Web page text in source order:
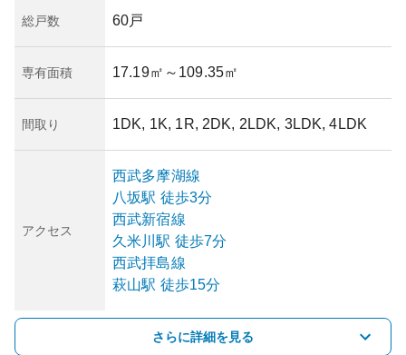
総戸数 60戸
専有面積 17.19㎡ ～109.35㎡
間取り 1DK, 1K, 1R, 2DK, 2LDK, 3LDK, 4LDK
アクセス
西武多摩湖線
八坂駅 徒歩3分
西武新宿線
久米川駅 徒歩7分
西武拝島線
萩山駅 徒歩15分
さらに詳細を見る